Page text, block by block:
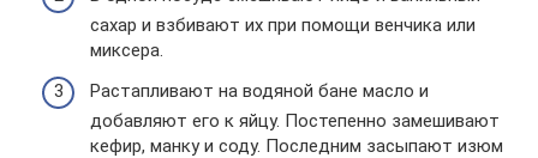
сахар и взбивают их при помощи венчика или
миксера.
Растапливают на водяной бане масло и
добавляют его к яйцу. Постепенно замешивают
кефир, манку и соду. Последним засыпают изюм